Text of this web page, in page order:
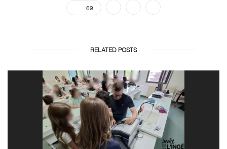
69
RELATED POSTS